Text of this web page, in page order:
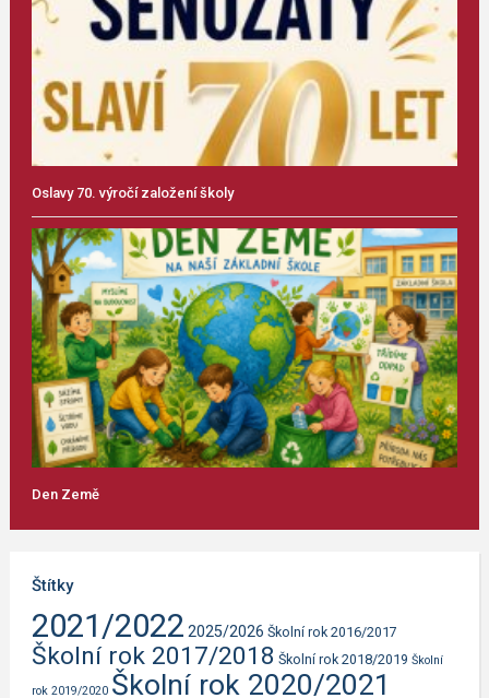
Oslavy 70. výročí založení školy
Den Země
Štítky
2021/2022 2025/2026 Školní rok 2016/2017
Školní rok 2017/2018 Školní rok 2018/2019 Školní
rok 2019/2020 Školní rok 2020/2021